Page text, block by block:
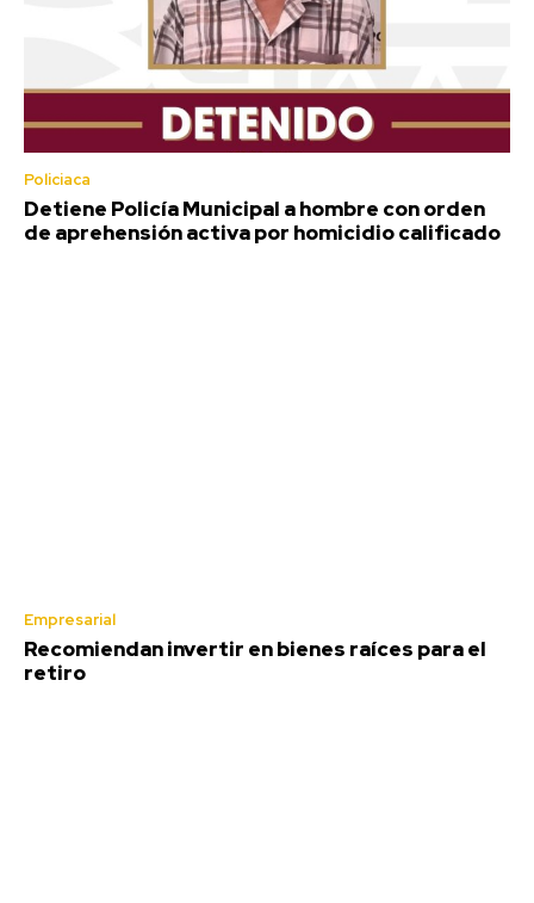
Policiaca
Detiene Policía Municipal a hombre con orden
de aprehensión activa por homicidio calificado
Empresarial
Recomiendan invertir en bienes raíces para el
retiro